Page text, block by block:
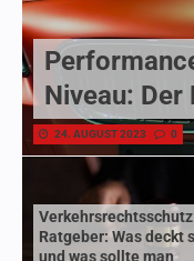
Niveau: Der
24. AUGUST 2023 0
Verkehrsrechtsschutz
Ratgeber: Was deckt
und was sollte man